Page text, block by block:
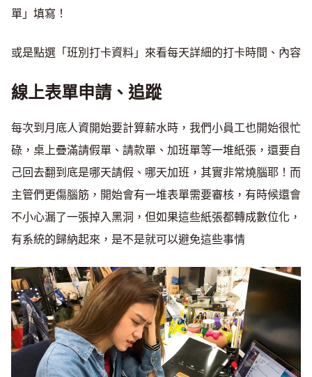
單」填寫！
或是點選「班別打卡資料」來看每天詳細的打卡時間、內容
線上表單申請、追蹤
每次到月底人資開始要計算薪水時，我們小員工也開始很忙
碌，桌上疊滿請假單、請款單、加班單等一堆紙張，還要自
己回去翻到底是哪天請假、哪天加班，其實非常燒腦耶！而
主管們更傷腦筋，開始會有一堆表單需要審核，有時候還會
不小心漏了一張掉入黑洞，但如果這些紙張都轉成數位化，
有系統的歸納起來，是不是就可以避免這些事情